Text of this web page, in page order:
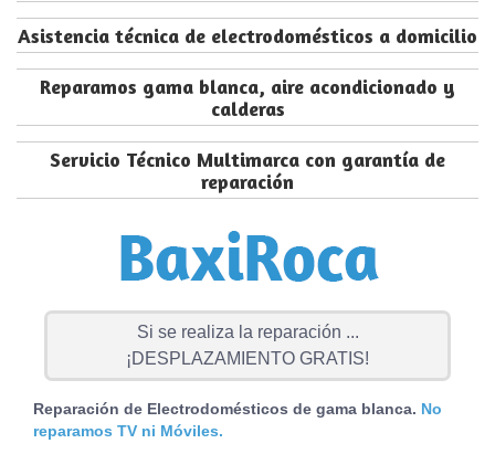
Asistencia técnica de electrodomésticos a domicilio
Reparamos gama blanca, aire acondicionado y
calderas
Servicio Técnico Multimarca con garantía de
reparación
Si se realiza la reparación ...
¡DESPLAZAMIENTO GRATIS!
Reparación de Electrodomésticos de gama blanca. No
reparamos TV ni Móviles.